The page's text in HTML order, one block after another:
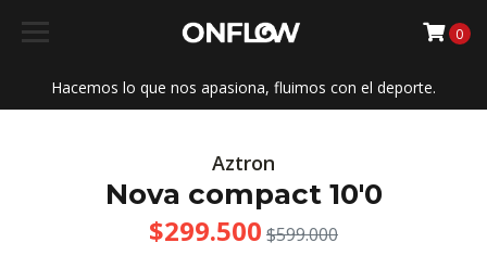
Hacemos lo que nos apasiona, fluimos con el deporte.
0
Aztron
Nova compact 10'0
$299.500 $599.000